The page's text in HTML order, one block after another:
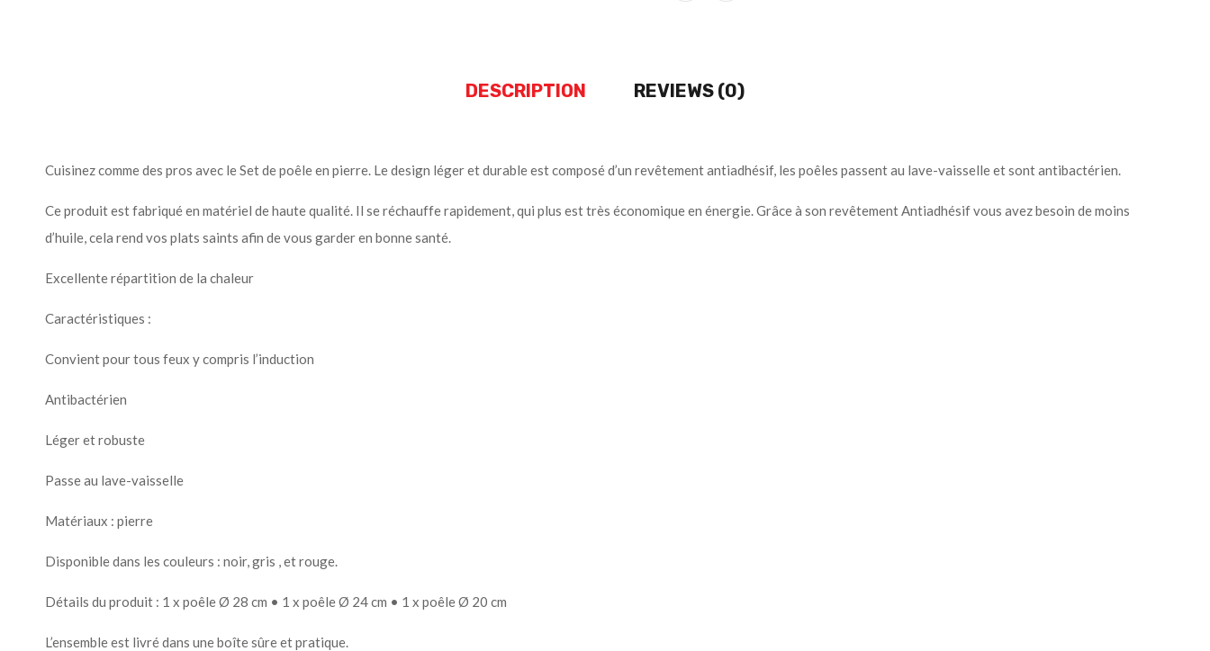
DESCRIPTION REVIEWS (0)
Cuisinez comme des pros avec le Set de poêle en pierre. Le design léger et durable est composé d’un revêtement antiadhésif, les poêles passent au lave-vaisselle et sont antibactérien.
Ce produit est fabriqué en matériel de haute qualité. Il se réchauffe rapidement, qui plus est très économique en énergie. Grâce à son revêtement Antiadhésif vous avez besoin de moins
d’huile, cela rend vos plats saints afin de vous garder en bonne santé.
Excellente répartition de la chaleur
Caractéristiques :
Convient pour tous feux y compris l’induction
Antibactérien
Léger et robuste
Passe au lave-vaisselle
Matériaux : pierre
Disponible dans les couleurs : noir, gris , et rouge.
Détails du produit : 1 x poêle Ø 28 cm • 1 x poêle Ø 24 cm • 1 x poêle Ø 20 cm
L’ensemble est livré dans une boîte sûre et pratique.